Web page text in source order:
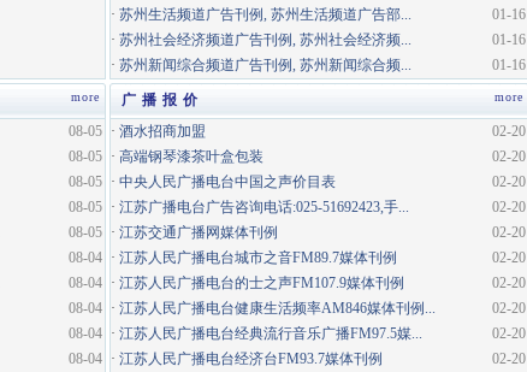
01-16
· 苏州生活频道广告刊例, 苏州生活频道广告部...
01-16
· 苏州社会经济频道广告刊例, 苏州社会经济频...
01-16
· 苏州新闻综合频道广告刊例, 苏州新闻综合频...
more more
广 播 报 价
08-05
08-05
08-05
08-05
08-05
08-04
08-04
08-04
08-04
08-04
02-20
· 酒水招商加盟
02-20
· 高端钢琴漆茶叶盒包装
02-20
· 中央人民广播电台中国之声价目表
02-20
· 江苏广播电台广告咨询电话:025-51692423,手...
02-20
· 江苏交通广播网媒体刊例
02-20
· 江苏人民广播电台城市之音FM89.7媒体刊例
02-20
· 江苏人民广播电台的士之声FM107.9媒体刊例
02-20
· 江苏人民广播电台健康生活频率AM846媒体刊例...
02-20
· 江苏人民广播电台经典流行音乐广播FM97.5媒...
02-20
· 江苏人民广播电台经济台FM93.7媒体刊例